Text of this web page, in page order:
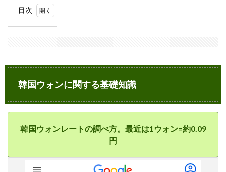
目次
る基
識
1.1
韓国
ンレ
べ
方。
韓国ウォンに関する基礎知識
韓国ウォンレートの調べ方。最近は1ウォン=約0.09
円